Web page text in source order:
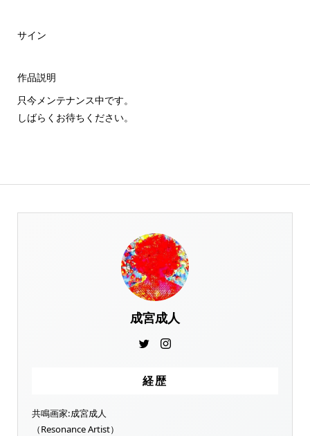
サイン
作品説明
只今メンテナンス中です。
しばらくお待ちください。
成宮成人
経歴
共鳴画家:成宮成人
（Resonance Artist）